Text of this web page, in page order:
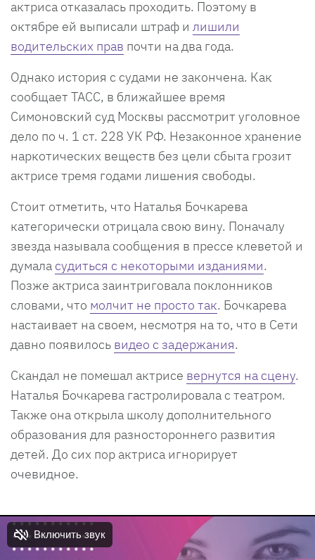
актриса отказалась проходить. Поэтому в
октябре ей выписали штраф и лишили
водительских прав почти на два года.
Однако история с судами не закончена. Как
сообщает ТАСС, в ближайшее время
Симоновский суд Москвы рассмотрит уголовное
дело по ч. 1 ст. 228 УК РФ. Незаконное хранение
наркотических веществ без цели сбыта грозит
актрисе тремя годами лишения свободы.
Стоит отметить, что Наталья Бочкарева
категорически отрицала свою вину. Поначалу
звезда называла сообщения в прессе клеветой и
думала судиться с некоторыми изданиями.
Позже актриса заинтриговала поклонников
словами, что молчит не просто так. Бочкарева
настаивает на своем, несмотря на то, что в Сети
давно появилось видео с задержания.
Скандал не помешал актрисе вернутся на сцену.
Наталья Бочкарева гастролировала с театром.
Также она открыла школу дополнительного
образования для разностороннего развития
детей. До сих пор актриса игнорирует
очевидное.